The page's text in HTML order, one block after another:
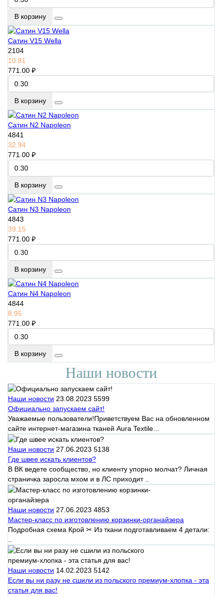
В корзину
Сатин V15 Wella
2104
10.81
771.00 ₽
В корзину
Сатин N2 Napoleon
4841
32.94
771.00 ₽
В корзину
Сатин N3 Napoleon
4843
39.15
771.00 ₽
В корзину
Сатин N4 Napoleon
4844
8.95
771.00 ₽
В корзину
Наши новости
Наши новости 23.08.2023 5599
Официально запускаем сайт!
Уважаемые пользователи!Приветствуем Вас на обновленном
сайте интернет-магазина тканей Aura Textile...
Наши новости 27.06.2023 5138
Где швее искать клиентов?
В ВК ведете сообщество, но клиенту упорно молчат? Личная
страничка заросла мхом и в ЛС приходит ..
Наши новости 27.06.2023 4853
Мастер-класс по изготовлению корзинки-органайзера
Подробная схема Крой ✂ Из ткани подготавливаем 4 детали:
Наши новости 14.02.2023 5142
Если вы ни разу не сшили из польского премиум-хлопка - эта
статья для вас!